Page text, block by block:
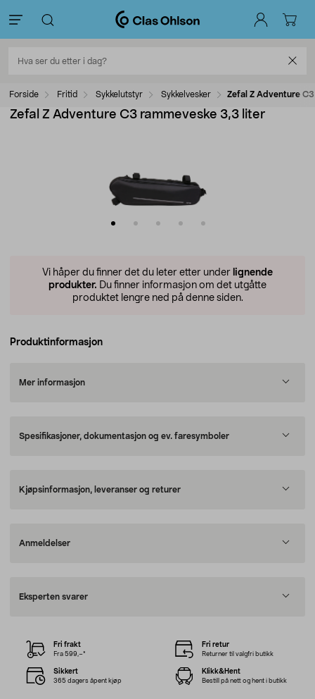
Forside Fritid Sykkelutstyr Sykkelvesker Zefal Z Adventure
Zefal Z Adventure C3 rammeveske 3,3 liter
Vi håper du finner det du leter etter under lignende
produkter. Du finner informasjon om det utgåtte
produktet lengre ned på denne siden.
Produktinformasjon
Mer informasjon
Spesifikasjoner, dokumentasjon og ev. faresymboler
Kjøpsinformasjon, leveranser og returer
Anmeldelser
Eksperten svarer
Fri frakt
Fra 599,–*
Fri retur
Returner til valgfri butikk
Sikkert
365 dagers åpent kjøp
Klikk&Hent
Bestill på nett og hent i butikk